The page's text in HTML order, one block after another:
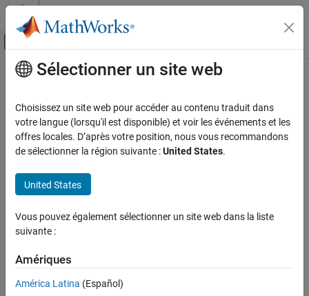
Passer au contenu
Activer/désactiver l'affichage du menu
Accueil de la documentation
Contenu principal
How useful was this information?
Sélectionner un site web
Choisissez un site web pour accéder au contenu traduit dans
votre langue (lorsqu'il est disponible) et voir les événements et les
offres locales. D’après votre position, nous vous recommandons
de sélectionner la région suivante :United States.
United States
Vous pouvez également sélectionner un site web dans la liste
suivante :
Amériques
América Latina (Español)